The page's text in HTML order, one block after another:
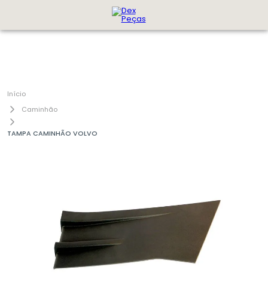
Caminhão
TAMPA CAMINHÃO VOLVO